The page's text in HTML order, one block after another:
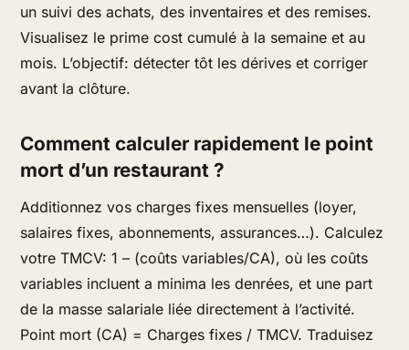
un suivi des achats, des inventaires et des remises.
Visualisez le prime cost cumulé à la semaine et au
mois. L’objectif: détecter tôt les dérives et corriger
avant la clôture.
Comment calculer rapidement le point
mort d’un restaurant ?
Additionnez vos charges fixes mensuelles (loyer,
salaires fixes, abonnements, assurances…). Calculez
votre TMCV: 1 – (coûts variables/CA), où les coûts
variables incluent a minima les denrées, et une part
de la masse salariale liée directement à l’activité.
Point mort (CA) = Charges fixes / TMCV. Traduisez